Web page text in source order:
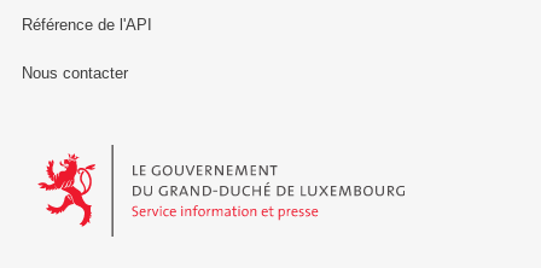
Référence de l'API
Nous contacter
Le Gouvernement du Grand-Duché de Luxembourg - Service